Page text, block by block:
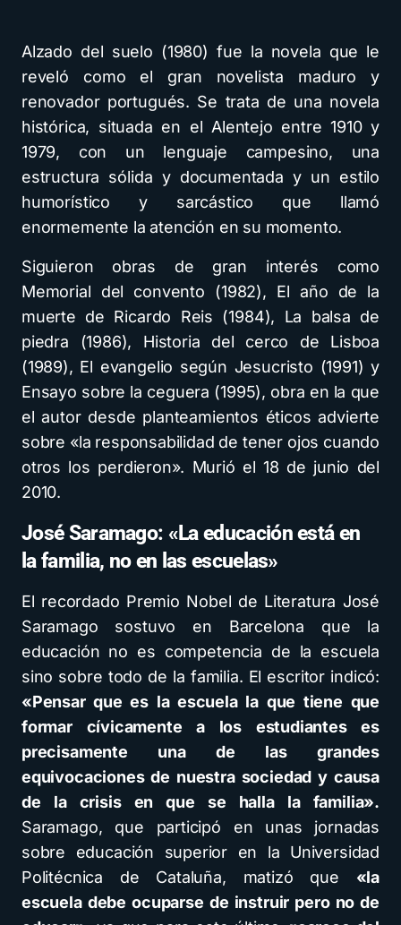
Alzado del suelo (1980) fue la novela que le
reveló como el gran novelista maduro y
renovador portugués. Se trata de una novela
histórica, situada en el Alentejo entre 1910 y
1979, con un lenguaje campesino, una
estructura sólida y documentada y un estilo
humorístico y sarcástico que llamó
enormemente la atención en su momento.
Siguieron obras de gran interés como
Memorial del convento (1982), El año de la
muerte de Ricardo Reis (1984), La balsa de
piedra (1986), Historia del cerco de Lisboa
(1989), El evangelio según Jesucristo (1991) y
Ensayo sobre la ceguera (1995), obra en la que
el autor desde planteamientos éticos advierte
sobre «la responsabilidad de tener ojos cuando
otros los perdieron». Murió el 18 de junio del
2010.
José Saramago: «La educación está en
la familia, no en las escuelas»
El recordado Premio Nobel de Literatura José
Saramago sostuvo en Barcelona que la
educación no es competencia de la escuela
sino sobre todo de la familia. El escritor indicó:
«Pensar que es la escuela la que tiene que
formar cívicamente a los estudiantes es
precisamente una de las grandes
equivocaciones de nuestra sociedad y causa
de la crisis en que se halla la familia».
Saramago, que participó en unas jornadas
sobre educación superior en la Universidad
Politécnica de Cataluña, matizó que «la
escuela debe ocuparse de instruir pero no de